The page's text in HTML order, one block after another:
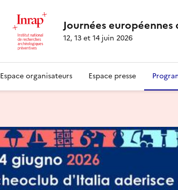
Journées
12, 13 et 14 juin 2026
Espace organisateurs Espace presse